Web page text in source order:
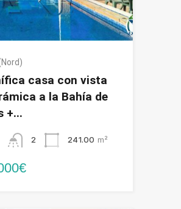
casa con vista
a la Bahía de
+...
2 241.00 m²